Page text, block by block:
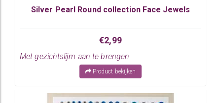
Silver Pearl Round collection Face Jewels
€2,99
Met gezichtslijm aan te brengen
Product bekijken